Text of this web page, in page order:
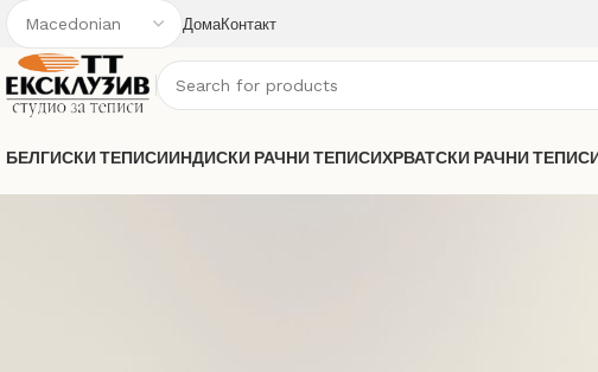
ДомаКонтакт
БЕЛГИСКИ ТЕПИСИИНДИСКИ РАЧНИ ТЕПИСИХРВАТСКИ РАЧНИ